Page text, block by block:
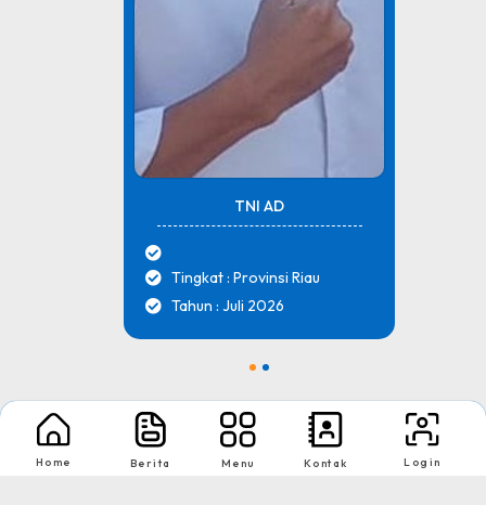
TNI AD
Tingkat : Provinsi Riau
Tahun : Juli 2026
Nikmati Cara Mudah dan Menyenangkan Ketika Membaca Buku, Update
Informasi Sekolah Hanya Dalam Genggaman
Home Berita Menu Kontak Login